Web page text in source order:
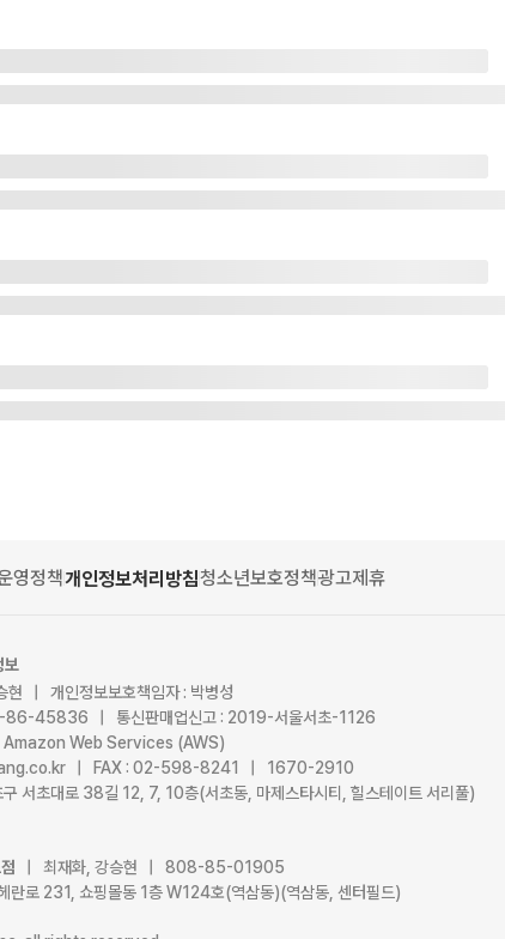
영정책개인정보처리방침청소년보호정책광고제휴
보
현 | 개인정보보호책임자 : 박병성
86-45836 | 통신판매업신고 : 2019-서울서초-1126
: Amazon Web Services (AWS)
| FAX : 02-598-8241 | 1670-2910
구 서초대로 38길 12, 7, 10층(서초동, 마제스타시티, 힐스테이트 서리풀)
| 최재화, 강승현 | 808-85-01905
란로 231, 쇼핑몰동 1층 W124호(역삼동)(역삼동, 센터필드)